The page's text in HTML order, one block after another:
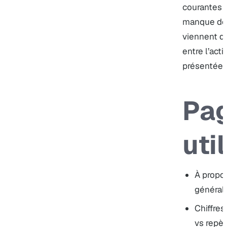
courantes
manque
viennent
entre
À
général
vs